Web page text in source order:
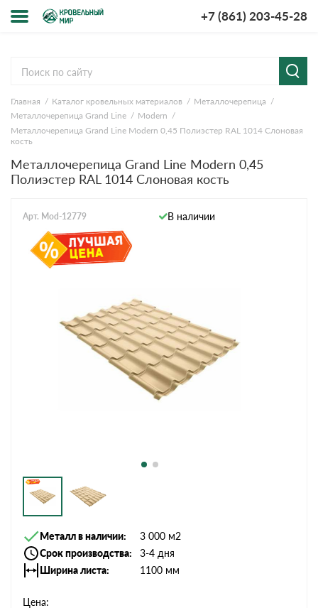
+7 (861) 203-45-28
компании
и оплата
ответы
Главная Каталог кровельных материалов
Металлочерепица
Металлочерепица Grand Line
Modern
Металлочерепица Grand Line Modern 0,45 Полиэстер RAL 1014 Слоновая
кость
Металлочерепица Grand Line Modern 0,45
Полиэстер RAL 1014 Слоновая кость
Арт. Mod-12779 В наличии
Металл в наличии
3 000 м2
Срок производства
3-4 дня
Ширина листа
1100 мм
Цена: